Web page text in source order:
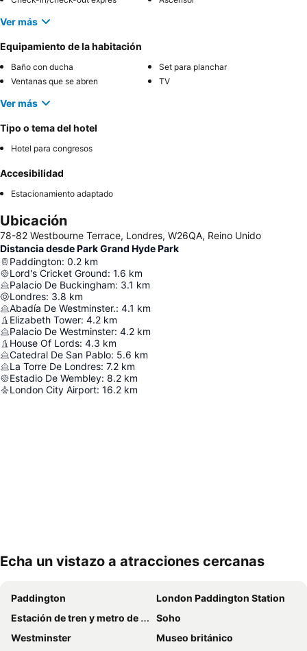
Ver más
Equipamiento de la habitación
Baño con ducha
Set para planchar
Ventanas que se abren
TV
Ver más
Tipo o tema del hotel
Hotel para congresos
Accesibilidad
Estacionamiento adaptado
Ubicación
78-82 Westbourne Terrace, Londres, W26QA, Reino Unido
Distancia desde Park Grand Hyde Park
Paddington: 0.2 km
Lord's Cricket Ground: 1.6 km
Palacio De Buckingham: 3.1 km
Londres: 3.8 km
Abadía De Westminster.: 4.1 km
Elizabeth Tower: 4.2 km
Palacio De Westminster: 4.2 km
House Of Lords: 4.3 km
Catedral De San Pablo: 5.6 km
La Torre De Londres: 7.2 km
Estadio De Wembley: 8.2 km
London City Airport: 16.2 km
Echa un vistazo a atracciones cercanas
Paddington
London Paddington Station
Estación de tren y metro de Victoria
Soho
Westminster
Museo británico